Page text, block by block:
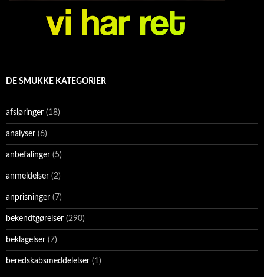
DE SMUKKE KATEGORIER
afsløringer (18)
analyser (6)
anbefalinger (5)
anmeldelser (2)
anprisninger (7)
bekendtgørelser (290)
beklagelser (7)
beredskabsmeddelelser (1)